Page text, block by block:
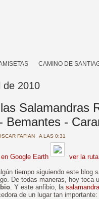
CAMINO DE
de 2010
Salamandras
Bemantes -
FAFIAN A LAS 0:31
Google Earth
ver la
tiempo siguiendo este blog
De todas maneras, hoy toca
. Y este anfibio, la
de un lugar tan importante: